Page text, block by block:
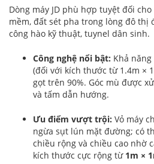
Dòng máy JD phù hợp tuyệt đối
mềm, đất sét pha trong lòng đô thị
công hào kỹ thuật, tuynel dân sinh.
Công nghệ nổi bật: Khả
(đối với kích thước từ 1.4m ×
gọt trên 90%. Góc mù được
và tấm dẫn hướng.
Ưu điểm vượt trội: Vỏ máy
ngừa sụt lún mặt đường; có
chiều rộng và chiều cao nhờ
kích thước cực rộng từ 1m ×